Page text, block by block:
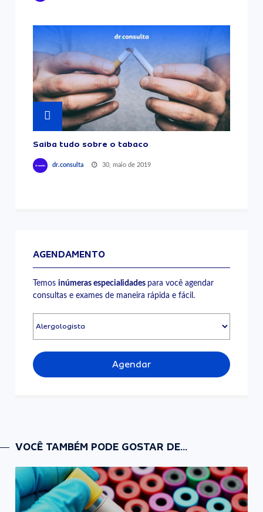
Saiba tudo sobre o tabaco
dr.consulta 30, maio de 2019
AGENDAMENTO
Temosinúmeras especialidades para você agendar
consultas e exames de maneira rápida e fácil.
Agendar
VOCÊ TAMBÉM PODE GOSTAR DE...